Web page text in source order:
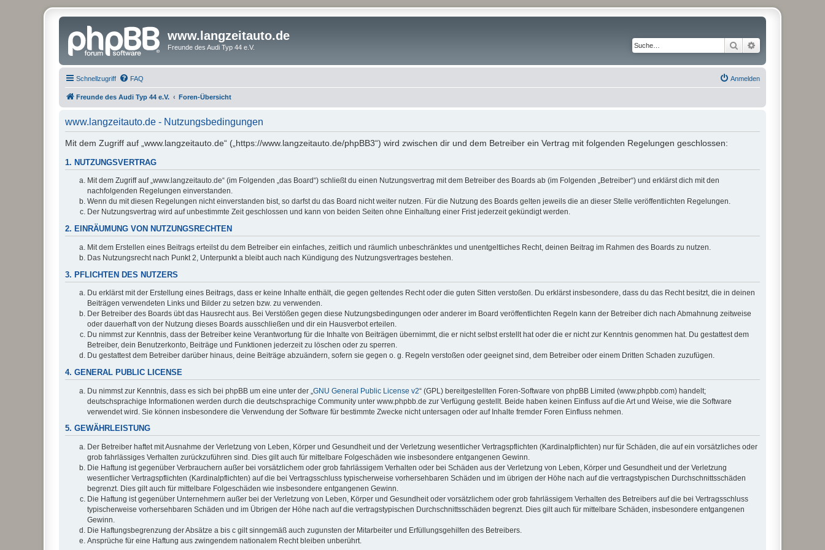
www.langzeitauto.de
Freunde des Audi Typ 44 e.V. Suche
Schnellzugriff FAQ Anmelden
Freunde des Audi Typ 44 e.V. Foren-Übersicht
www.langzeitauto.de - Nutzungsbedingungen
Mit dem Zugriff auf „www.langzeitauto.de“ („https://www.langzeitauto.de/phpBB3“) wird zwischen dir und dem Betreiber ein Vertrag mit folgenden Regelungen geschlossen:
1. NUTZUNGSVERTRAG
Mit dem Zugriff auf „www.langzeitauto.de“ (im Folgenden „das Board“) schließt du einen Nutzungsvertrag mit dem Betreiber des Boards ab (im Folgenden „Betreiber“) und erklärst dich mit den
nachfolgenden Regelungen einverstanden.
Wenn du mit diesen Regelungen nicht einverstanden bist, so darfst du das Board nicht weiter nutzen. Für die Nutzung des Boards gelten jeweils die an dieser Stelle veröffentlichten Regelungen.
Der Nutzungsvertrag wird auf unbestimmte Zeit geschlossen und kann von beiden Seiten ohne Einhaltung einer Frist jederzeit gekündigt werden.
2. EINRÄUMUNG VON NUTZUNGSRECHTEN
Mit dem Erstellen eines Beitrags erteilst du dem Betreiber ein einfaches, zeitlich und räumlich unbeschränktes und unentgeltliches Recht, deinen Beitrag im Rahmen des Boards zu nutzen.
Das Nutzungsrecht nach Punkt 2, Unterpunkt a bleibt auch nach Kündigung des Nutzungsvertrages bestehen.
3. PFLICHTEN DES NUTZERS
Du erklärst mit der Erstellung eines Beitrags, dass er keine Inhalte enthält, die gegen geltendes Recht oder die guten Sitten verstoßen. Du erklärst insbesondere, dass du das Recht besitzt, die in deinen
Beiträgen verwendeten Links und Bilder zu setzen bzw. zu verwenden.
Der Betreiber des Boards übt das Hausrecht aus. Bei Verstößen gegen diese Nutzungsbedingungen oder anderer im Board veröffentlichten Regeln kann der Betreiber dich nach Abmahnung zeitweise
oder dauerhaft von der Nutzung dieses Boards ausschließen und dir ein Hausverbot erteilen.
Du nimmst zur Kenntnis, dass der Betreiber keine Verantwortung für die Inhalte von Beiträgen übernimmt, die er nicht selbst erstellt hat oder die er nicht zur Kenntnis genommen hat. Du gestattest dem
Betreiber, dein Benutzerkonto, Beiträge und Funktionen jederzeit zu löschen oder zu sperren.
Du gestattest dem Betreiber darüber hinaus, deine Beiträge abzuändern, sofern sie gegen o. g. Regeln verstoßen oder geeignet sind, dem Betreiber oder einem Dritten Schaden zuzufügen.
4. GENERAL PUBLIC LICENSE
Du nimmst zur Kenntnis, dass es sich bei phpBB um eine unter der „ GNU General Public License v2“ (GPL) bereitgestellten Foren-Software von phpBB Limited (www.phpbb.com) handelt;
deutschsprachige Informationen werden durch die deutschsprachige Community unter www.phpbb.de zur Verfügung gestellt. Beide haben keinen Einfluss auf die Art und Weise, wie die Software
verwendet wird. Sie können insbesondere die Verwendung der Software für bestimmte Zwecke nicht untersagen oder auf Inhalte fremder Foren Einfluss nehmen.
5. GEWÄHRLEISTUNG
Der Betreiber haftet mit Ausnahme der Verletzung von Leben, Körper und Gesundheit und der Verletzung wesentlicher Vertragspflichten (Kardinalpflichten) nur für Schäden, die auf ein vorsätzliches oder
grob fahrlässiges Verhalten zurückzuführen sind. Dies gilt auch für mittelbare Folgeschäden wie insbesondere entgangenen Gewinn.
Die Haftung ist gegenüber Verbrauchern außer bei vorsätzlichem oder grob fahrlässigem Verhalten oder bei Schäden aus der Verletzung von Leben, Körper und Gesundheit und der Verletzung
wesentlicher Vertragspflichten (Kardinalpflichten) auf die bei Vertragsschluss typischerweise vorhersehbaren Schäden und im übrigen der Höhe nach auf die vertragstypischen Durchschnittsschäden
begrenzt. Dies gilt auch für mittelbare Folgeschäden wie insbesondere entgangenen Gewinn.
Die Haftung ist gegenüber Unternehmern außer bei der Verletzung von Leben, Körper und Gesundheit oder vorsätzlichem oder grob fahrlässigem Verhalten des Betreibers auf die bei Vertragsschluss
typischerweise vorhersehbaren Schäden und im Übrigen der Höhe nach auf die vertragstypischen Durchschnittsschäden begrenzt. Dies gilt auch für mittelbare Schäden, insbesondere entgangenen
Gewinn.
Die Haftungsbegrenzung der Absätze a bis c gilt sinngemäß auch zugunsten der Mitarbeiter und Erfüllungsgehilfen des Betreibers.
Ansprüche für eine Haftung aus zwingendem nationalem Recht bleiben unberührt.